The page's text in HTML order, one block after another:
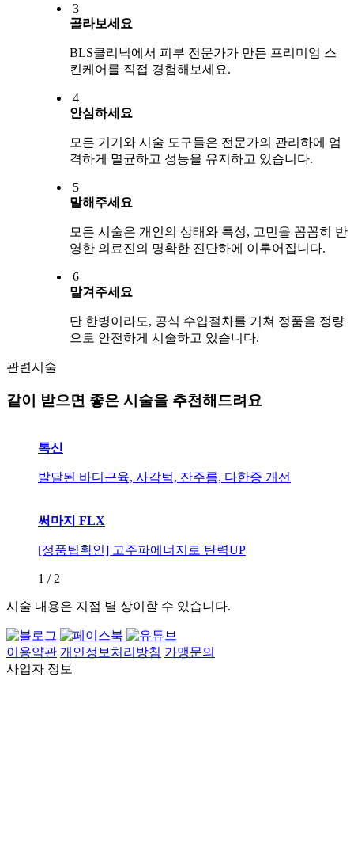
3
골라보세요
BLS클리닉에서 피부 전문가가 만든 프리미엄 스
킨케어를 직접 경험해보세요.
4
안심하세요
모든 기기와 시술 도구들은 전문가의 관리하에 엄
격하게 멸균하고 성능을 유지하고 있습니다.
5
말해주세요
모든 시술은 개인의 상태와 특성, 고민을 꼼꼼히 반
영한 의료진의 명확한 진단하에 이루어집니다.
6
맡겨주세요
단 한병이라도, 공식 수입절차를 거쳐 정품을 정량
으로 안전하게 시술하고 있습니다.
관련시술
같이 받으면 좋은 시술을 추천해드려요
톡신
발달된 바디근육, 사각턱, 잔주름, 다한증 개선
써마지 FLX
[정품팁확인] 고주파에너지로 탄력UP
1 / 2
시술 내용은 지점 별 상이할 수 있습니다.
이용약관 개인정보처리방침 가맹문의
사업자 정보